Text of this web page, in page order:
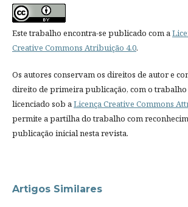
Este trabalho encontra-se publicado com a
Creative Commons Atribuição 4.0.
Os autores conservam os direitos de autor e
direito de primeira publicação, com o trabalho
licenciado sob aLicença Creative Commons
permite a partilha do trabalho com
publicação inicial nesta revista.
Artigos Similares